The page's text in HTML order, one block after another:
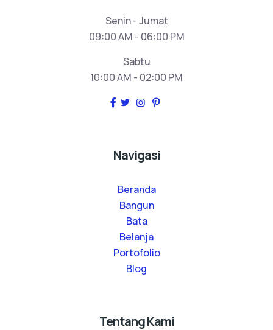
Senin - Jumat
09:00 AM - 06:00 PM
Sabtu
10:00 AM - 02:00 PM
Navigasi
Beranda
Bangun
Bata
Belanja
Portofolio
Blog
Tentang Kami